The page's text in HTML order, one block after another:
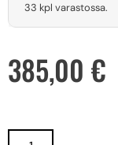
33 kpl varastossa.
385,00 €